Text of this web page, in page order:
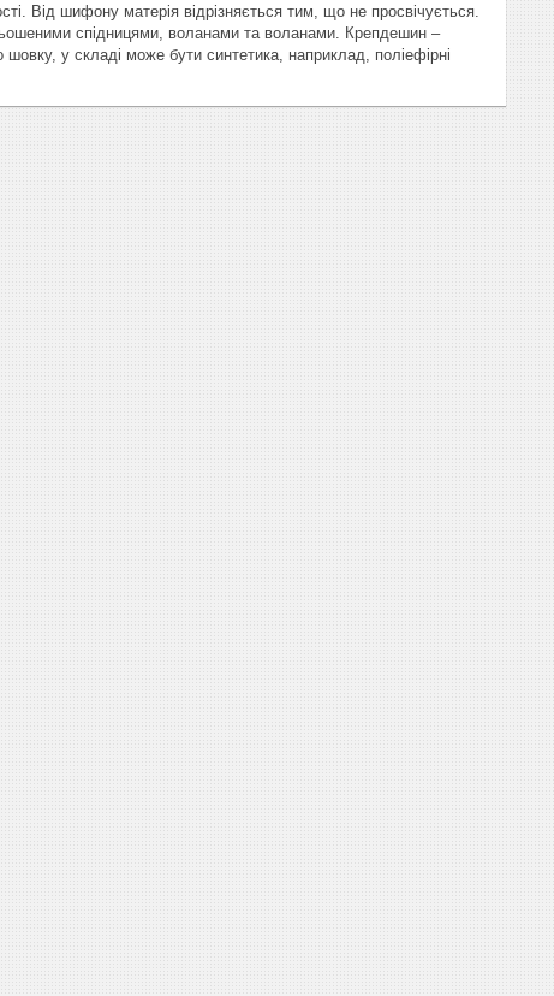
Від шифону матерія відрізняється тим, що не просвічується.
спідницями, воланами та воланами. Крепдешин –
у складі може бути синтетика, наприклад, поліефірні